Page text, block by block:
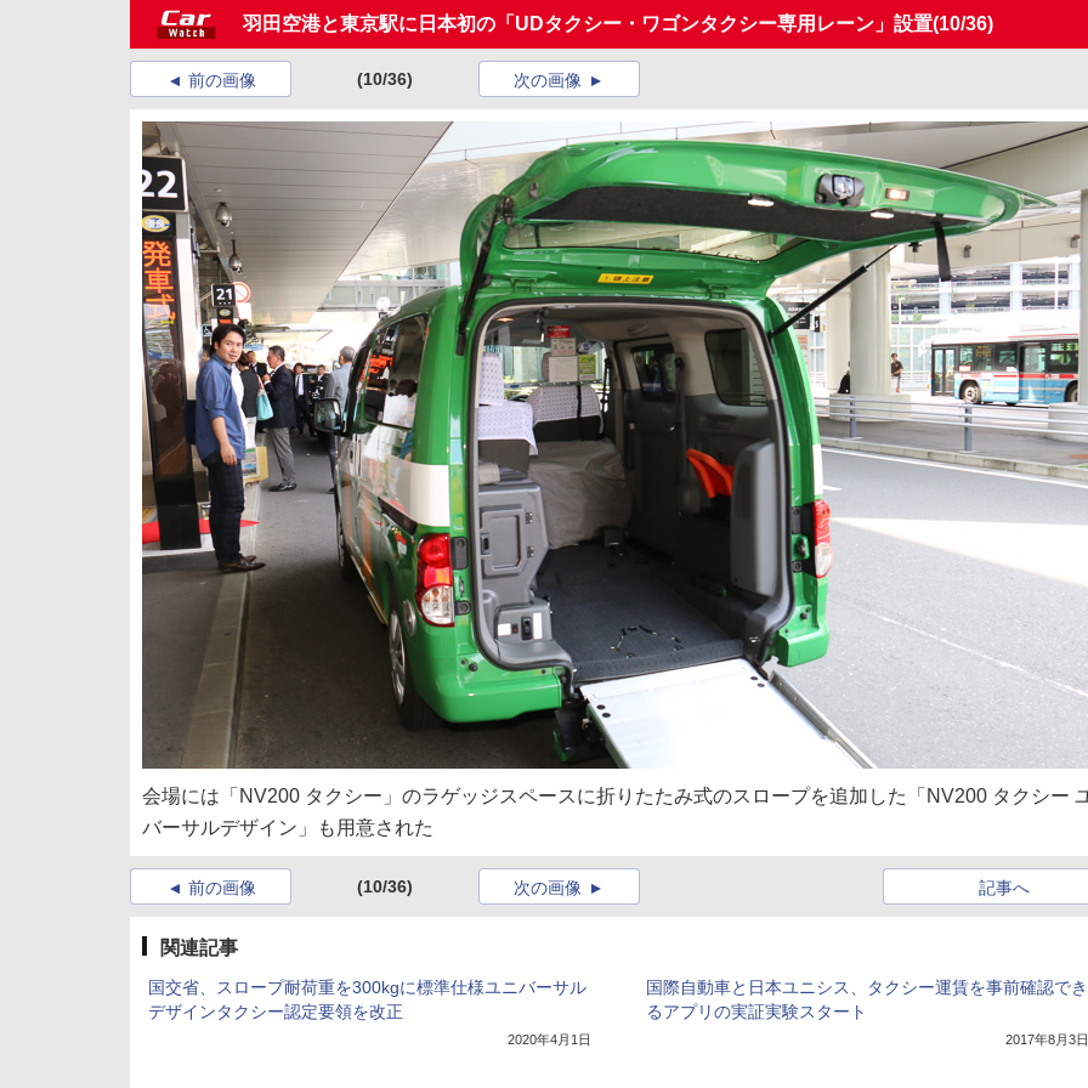
羽田空港と東京駅に日本初の「UDタクシー・ワゴンタクシー専用レーン」設置(10/36)
前の画像 (10/36) 次の画像
会場には「NV200 タクシー」のラゲッジスペースに折りたたみ式のスロープを追加した「NV200 タクシー
バーサルデザイン」も用意された
前の画像 (10/36) 記事へ
次の画像
関連記事
国交省、スロープ耐荷重を300kgに標準仕様ユニバーサル
デザインタクシー認定要領を改正
2020年4月1日
国際自動車と日本ユニシス、タクシー運賃を事前確認でき
るアプリの実証実験スタート
2017年8月3日